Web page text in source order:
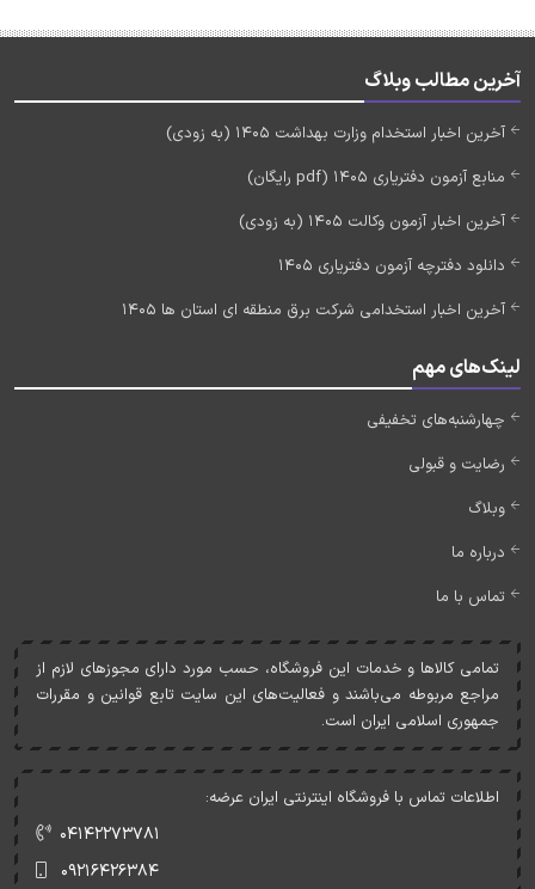
آخرین مطالب وبلاگ
آخرین اخبار استخدام وزارت بهداشت 1405 (به زودی)
منابع آزمون دفتریاری 1405 (pdf رایگان)
آخرین اخبار آزمون وکالت 1405 (به زودی)
دانلود دفترچه آزمون دفتریاری 1405
آخرین اخبار استخدامی شرکت برق منطقه ای استان ها 1405
لینک‌های مهم
چهارشنبه‌های تخفیفی
رضایت و قبولی
وبلاگ
درباره ما
تماس با ما
تمامی کالاها و خدمات اين فروشگاه، حسب مورد دارای مجوزهای لازم از
مراجع مربوطه می‌باشند و فعاليت‌های اين سايت تابع قوانين و مقررات
جمهوری اسلامی ايران است.
اطلاعات تماس با فروشگاه اینترنتی ایران عرضه:
۰۴۱۴۲۲۷۳۷۸۱
۰۹۲۱۶۴۲۶۳۸۴